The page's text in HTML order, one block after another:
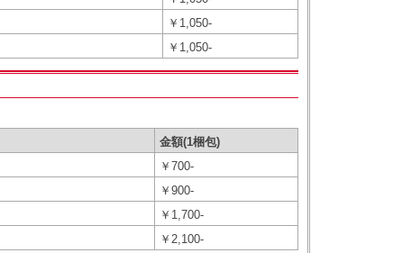
￥1,050-
￥1,050-
金額(1梱包)
￥700-
￥900-
￥1,700-
￥2,100-